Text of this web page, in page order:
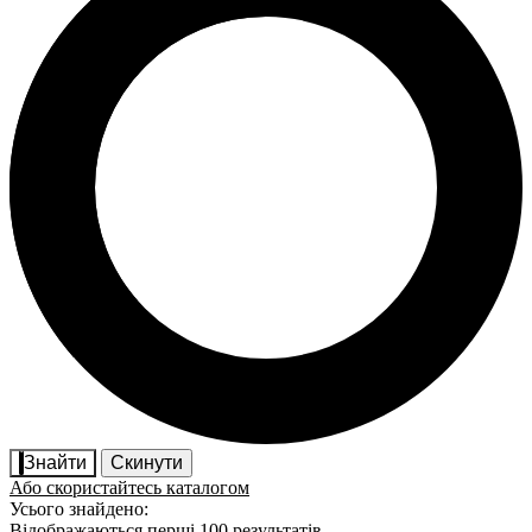
Знайти
Скинути
Або скористайтесь каталогом
Усього знайдено: